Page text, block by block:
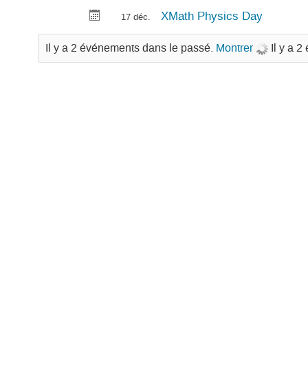
17 déc. XMath Physics Day
Il y a 2 événements dans le passé. Montrer Il y a 2